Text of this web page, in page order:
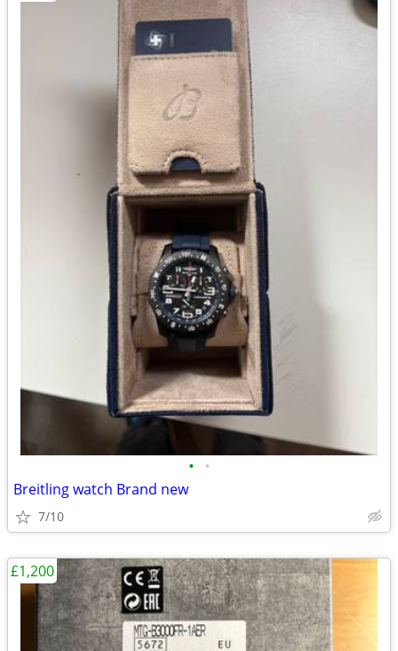
• •
Breitling watch Brand new
7/10
£1,200